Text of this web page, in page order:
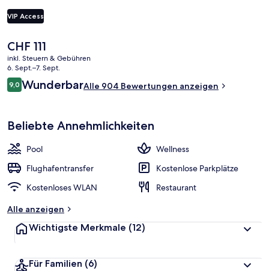
dich im Wellnessbereich mit Tiefengewebe-Massagen,
Ganzkörperwickeln und Aromatherapie verwöhnen lassen. Sevilla
und ist zum Frühstück, Mittagessen und Abendessen geöffnet. Als
weitere Highlights bietet dieses Hotel im luxuriösen Stil 3
Bars/Lounges, einen Innenpool und einen Jachthafen. Andere
Reisende lieben das hilfsbereite Personal.
VIP Access
Der
aktuelle
Preis
beträgt
CHF 111.
CHF 111
inkl. Steuern & Gebühren
6. Sept.–7. Sept.
Bewertungen
9,09,0 von 10.
WunderbarAlle 904 Bewertungen anzeigen
Beliebte Annehmlichkeiten
Pool
Wellness
Flughafentransfer
Kostenlose Parkplätze
Kostenloses WLAN
Restaurant
Alle anzeigen
Wichtigste Merkmale (12)
Für Familien (6)